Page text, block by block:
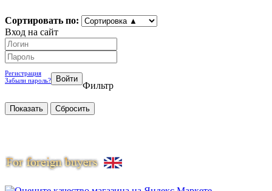
Сортировать по:
Вход на сайт
Регистрация
Забыли пароль?
Фильтр